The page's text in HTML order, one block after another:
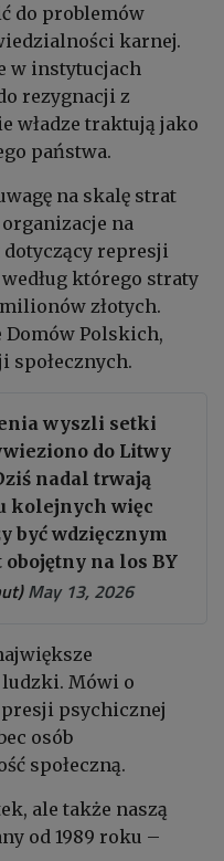
do problemów
karnej.
w instytucjach
rezygnacji z
władze traktują jako
państwa.
na skalę strat
na
represji
którego straty
złotych.
Domów Polskich,
społecznych.
wyszli setki
do Litwy
nadal trwają
kolejnych więc
być wdzięcznym
na los BY
May 13, 2026
Mówi o
psychicznej
osób
społeczną.
ale także naszą
od 1989 roku –